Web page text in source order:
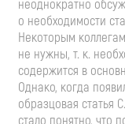
неоднократно
о необходимости
Некоторым
не нужны, т. к.
содержится в
Однако, когда
образцовая статья
стало понятно, что